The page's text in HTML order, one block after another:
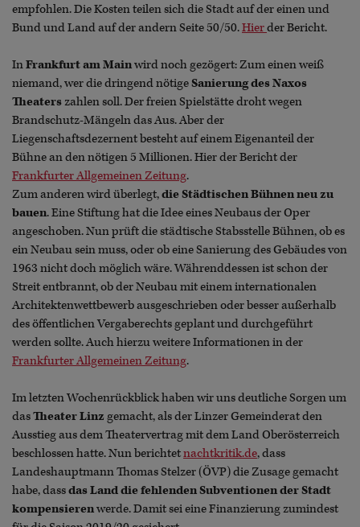
empfohlen. Die Kosten teilen sich die Stadt auf der einen und
Bund und Land auf der andern Seite 50/50.Hierder Bericht.
InFrankfurt am Mainwird noch gezögert: Zum einen weiß
niemand, wer die dringend nötigeSanierung des Naxos
Theaterszahlen soll. Der freien Spielstätte droht wegen
Brandschutz-Mängeln das Aus. Aber der
Liegenschaftsdezernent besteht auf einem Eigenanteil der
Bühne an den nötigen 5 Millionen. Hier der Bericht der
Frankfurter Allgemeinen Zeitung.
Zum anderen wird überlegt,die Städtischen Bühnen neu zu
bauen. Eine Stiftung hat die Idee eines Neubaus der Oper
angeschoben. Nun prüft die städtische Stabsstelle Bühnen, ob es
ein Neubau sein muss, oder ob eine Sanierung des Gebäudes von
1963 nicht doch möglich wäre. Währenddessen ist schon der
Streit entbrannt, ob der Neubau mit einem internationalen
Architektenwettbewerb ausgeschrieben oder besser außerhalb
des öffentlichen Vergaberechts geplant und durchgeführt
werden sollte. Auch hierzu weitere Informationen in der
Frankfurter Allgemeinen Zeitung.
Im letzten Wochenrückblick haben wir uns deutliche Sorgen um
dasTheater Linz gemacht, als der Linzer Gemeinderat den
Ausstieg aus dem Theatervertrag mit dem Land Oberösterreich
beschlossen hatte. Nun berichtetnachtkritik.de, dass
Landeshauptmann Thomas Stelzer (ÖVP) die Zusage gemacht
habe, dassdas Land die fehlenden Subventionen der Stadt
kompensierenwerde. Damit sei eine Finanzierung zumindest